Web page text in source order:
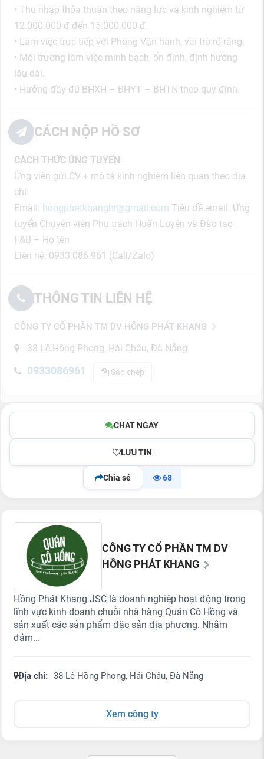
• Thu nhập thỏa thuận theo năng lực và kinh nghiệm từ
12.000.000 đ đến 15.000.000 đ.
• Làm việc trực tiếp với Phòng Vận hành, vai trò rõ ràng.
• Môi trường làm việc minh bạch, ổn định, định hướng
lâu dài.
• Hưởng đầy đủ BHXH – BHYT – BHTN theo quy định.
CÁCH NỘP HỒ SƠ
CÁCH THỨC ỨNG TUYỂN
Ứng viên gửi CV + mô tả kinh nghiệm liên quan theo địa
chỉ:
Email: hongphatkhanghr@gmail.com Tiêu đề email: Ứng
tuyển Chuyên viên Phụ trách Huấn Luyện và Đào tạo
F&B – Họ tên
Liên hệ: 0933.086.961 (Call/Zalo)
THÔNG TIN LIÊN HỆ
CÔNG TY CỔ PHẦN TM DV HỒNG PHÁT KHANG
38 Lê Hồng Phong, Hải Châu, Đà Nẵng
0933086961 Sao chép
CHAT NGAY
LƯU TIN
Chia sẻ 68
CÔNG TY CỔ PHẦN TM DV
HỒNG PHÁT KHANG
Hồng Phát Khang JSC là doanh nghiệp hoạt động trong
lĩnh vực kinh doanh chuỗi nhà hàng Quán Cô Hồng và
sản xuất các sản phẩm đặc sản địa phương. Nhằm
đảm...
Địa chỉ: 38 Lê Hồng Phong, Hải Châu, Đà Nẵng
Xem công ty